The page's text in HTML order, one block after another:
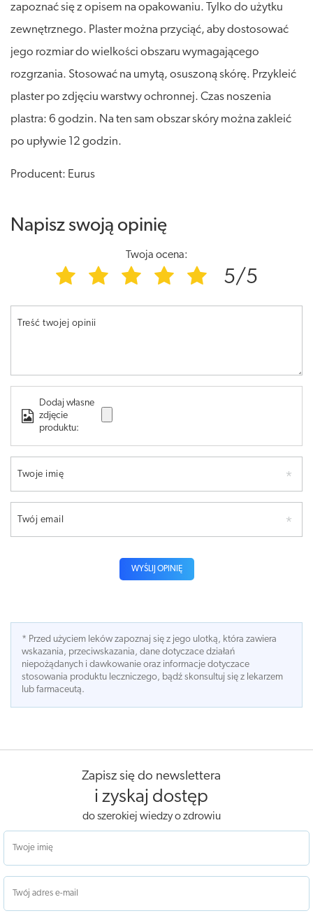
zapoznać się z opisem na opakowaniu. Tylko do użytku
zewnętrznego. Plaster można przyciąć, aby dostosować
jego rozmiar do wielkości obszaru wymagającego
rozgrzania. Stosować na umytą, osuszoną skórę. Przykleić
plaster po zdjęciu warstwy ochronnej. Czas noszenia
plastra: 6 godzin. Na ten sam obszar skóry można zakleić
po upływie 12 godzin.
Producent: Eurus
Napisz swoją opinię
Twoja ocena:
5/5
Treść twojej opinii
Dodaj własne
zdjęcie
produktu:
Twoje imię
Twój email
WYŚLIJ OPINIĘ
* Przed użyciem leków zapoznaj się z jego ulotką, która zawiera
wskazania, przeciwskazania, dane dotyczace działań
niepożądanych i dawkowanie oraz informacje dotyczace
stosowania produktu leczniczego, bądź skonsultuj się z lekarzem
lub farmaceutą.
Zapisz się do newslettera
i zyskaj dostęp
do szerokiej wiedzy o zdrowiu